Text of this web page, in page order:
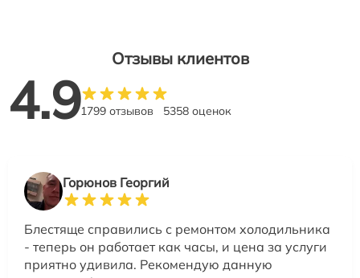
Отзывы клиентов
4.91799 отзывов 5358 оценок
Горюнов Георгий
Блестяще справились с ремонтом холодильника
- теперь он работает как часы, и цена за услуги
приятно удивила. Рекомендую данную